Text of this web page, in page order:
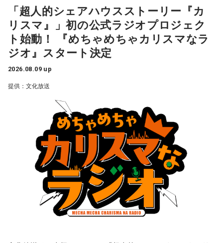
奥迫：その時間がもったいないですから。
江原：もったいない！ それで絶対、他でもやってるから。
LINEとかで。チャラチャラした男ですよ、こいつは。だけ
ど、その結婚される方は気の毒ね。別れちゃうと思うよ、20
年も付き合っておいてそんなことしているんだから。いや
パートナーの奥迫協子、パーソナリティの江原啓之
●江原啓之 今夜の格言
「お掃除は、心も清め、パワーも増します」
＜番組概要＞
番組名：Dr.Recella presents 江原啓之 おと語り
放送日時：TOKYO FM／FM 大阪 毎週日曜 22:00～22:25、エ
一方、公務員というと比較的文系の仕事が多いものの、国土
交通省など理系の方が活躍できるフィールドも多くありま
す。しかし、国家公務員採用試験では、一部の技術系区分
で、各府省が採用したい理系人材数を十分に確保できておら
ず、それが課題となっているそうです。
近年は働き方改革も進んでおり、フレックスタイム制やテレ
ワークを活用した柔軟な勤務が可能になっています。さら
に、男性の育児休業取得率は8割を超え、育児と仕事を両立す
る職員も増加しています。初任給についても民間企業の給与
水準を踏まえて改善されており、大卒で30万円を超えるケー
スもあります。実際、国家公務員の働き方改革に関するアン
ケートでは、職員の約7割が「今の職場は働きやすい」と回答
しており、ライフステージに応じて働き方を選べる環境が整
えられています。
さらに、平野さんは成長できる環境があるのも大きな魅力だ
とし、「研修制度も充実していますし、若いうちからいろい
ろな仕事を経験できるように、キャリア形成のサポートもお
こなっています。例えば、外国の大学院に留学できる制度が
動きがますます身近になる今、海外で学んだ経験や視野は、
私はある男性と4年前に職場で出会いました。男性は私の1つ
上で、高校教師です。とてもひょうきんな方で、話している
と楽しくて、すぐに仲良くなりました。ただ、男女関係はな
く、3年半以上、毎日LINEをしたり、仕事後にご飯に行った
り、海に行ったり、お花見をしたり、蛍を見に行ったりと、
楽しい時間を過ごしていました。
男性との繋がりが日常になっていた今年の3月末に、男性から
朝イチに職場で話を聞くと、彼は20年近く交際している彼女
がいて、入籍すると言われました。突然すぎてビックリし
て、その場はおめでとうございますと伝えましたが、時間が
経つにつれ、喪失感や絶望感、彼からの裏切りのような気持
ちがわきあがり、仕事中に男性を呼び出し、私や彼女に不誠
実ではないかと責めました。今後、プライベートな話はしな
いと告げ、今は仕事上の話しかしておらず、職場の雰囲気は
悪くなり、お互い、居心地が悪くなっています。
私は仕事上でも、プライベートでも、その男性を信頼してい
て、また、日常のLINEでも、男性は独身生活をアピールする
「超人的シェアハウスストーリー『カ
リスマ』」初の公式ラジオプロジェク
ト始動！ 『めちゃめちゃカリスマなラ
ジオ』スタート決定
2026.08.09 up
提供：文化放送